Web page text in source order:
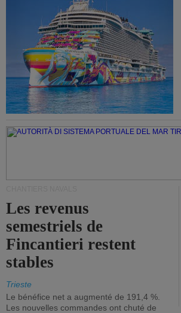
Les revenus
semestriels de
Fincantieri restent
stables
Trieste
Le bénéfice net a augmenté de 191,4 %.
Les nouvelles commandes ont chuté de